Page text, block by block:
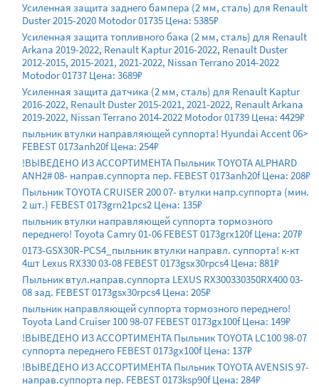
Усиленная защита заднего бампера (2 мм, сталь) для Renault
Duster 2015-2020 Motodor 01735 Цена: 5385₽
Усиленная защита топливного бака (2 мм, сталь) для Renault
Arkana 2019-2022, Renault Kaptur 2016-2022, Renault Duster
2012-2015, 2015-2021, 2021-2022, Nissan Terrano 2014-2022
Motodor 01737 Цена: 3689₽
Усиленная защита датчика (2 мм, сталь) для Renault Kaptur
2016-2022, Renault Duster 2015-2021, 2021-2022, Renault Arkana
2019-2022, Nissan Terrano 2014-2022 Motodor 01739 Цена: 4429₽
пыльник втулки направляющей суппорта! Hyundai Accent 06>
FEBEST 0173anh20f Цена: 254₽
!ВЫВЕДЕНО ИЗ АССОРТИМЕНТА Пыльник TOYOTA ALPHARD
ANH2# 08- направ.суппорта пер. FEBEST 0173anh20f Цена: 208₽
Пыльник TOYOTA CRUISER 200 07- втулки напр.суппорта (мин.
2 шт.) FEBEST 0173grn21pcs2 Цена: 135₽
пыльник втулки направляющей суппорта тормозного
переднего! Toyota Camry 01-06 FEBEST 0173grx120f Цена: 207₽
0173-GSX30R-PCS4_пыльник втулки направл. суппорта! к-кт
4шт Lexus RX330 03-08 FEBEST 0173gsx30rpcs4 Цена: 881₽
Пыльник втул.направ.суппорта LEXUS RX300330350RX400 03-
08 зад. FEBEST 0173gsx30rpcs4 Цена: 205₽
пыльник направляющей суппорта тормозного переднего!
Toyota Land Cruiser 100 98-07 FEBEST 0173gx100f Цена: 149₽
!ВЫВЕДЕНО ИЗ АССОРТИМЕНТА Пыльник TOYOTA LC100 98-07
суппорта переднего FEBEST 0173gx100f Цена: 137₽
!ВЫВЕДЕНО ИЗ АССОРТИМЕНТА Пыльник TOYOTA AVENSIS 97-
направ.суппорта пер. FEBEST 0173ksp90f Цена: 284₽